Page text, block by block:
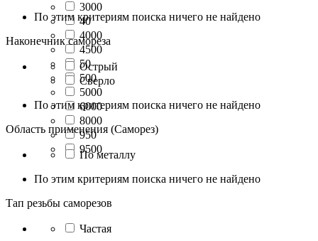
3000
40
4000
4500
50
500
5000
6000
8000
950
9500
По этим критериям поиска ничего не найдено
Наконечник самореза
Острый
Сверло
По этим критериям поиска ничего не найдено
Область применения (Саморез)
По металлу
По этим критериям поиска ничего не найдено
Тап резьбы саморезов
Частая